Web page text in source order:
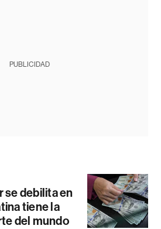
PUBLICIDAD
se debilita en
tiene la
del mundo